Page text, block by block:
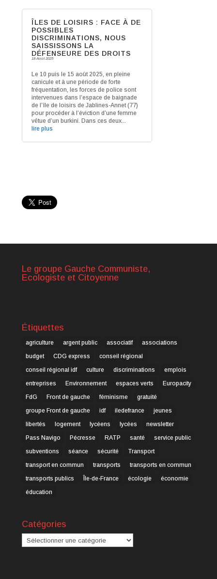
ÎLES DE LOISIRS : FACE À DE
POSSIBLES
DISCRIMINATIONS, NOUS
SAISSISSONS LA
DÉFENSEURE DES DROITS
18 Août 2025
Le 10 puis le 15 août 2025, en pleine
canicule et à une période de forte
fréquentation, les forces de police sont
intervenues dans l’espace de baignade
de l’île de loisirs de Jablines-Annet (77)
pour procéder à l’éviction d’une femme
vêtue d’un burkini. Dans ces deux...
lire plus
Le groupe Gauche Communiste,
Ecologiste et Citoyenne
Étiquettes
agriculture argent public associatif
associations
budget
CDG express
conseil régional
conseil régional idf
culture discriminations
emplois
entreprises
Environnement espaces verts
Europacity
FdG
Front de gauche féminisme
gratuité
groupe Front de gauche
idf iledefrance
jeunes
libertés
logement lycéens lycées
newsletter
Pass Navigo
Pécresse RATP santé
service public
subventions
séance sécurité
Transport
transport en commun
transports
transports en commun
transports publics
Île-de-France écologie
économie
éducation
Catégories
Catégories